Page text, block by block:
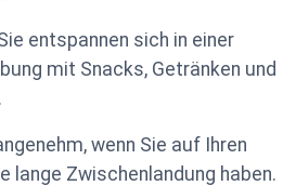
entspannen sich in einer
mit Snacks, Getränken und
wenn Sie auf Ihren
lange Zwischenlandung haben.